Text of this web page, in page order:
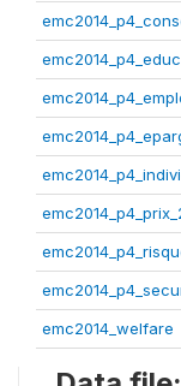
emc2014_welfare